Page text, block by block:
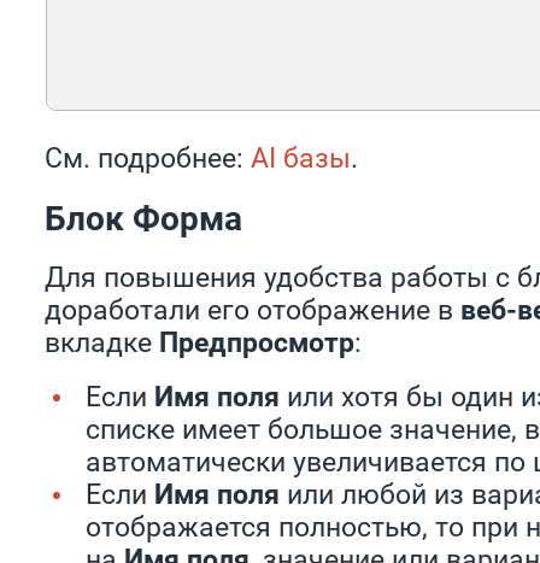
См. подробнее: AI базы.
Блок Форма
Для повышения удобства работы с
доработали его отображение в веб-
вкладке Предпросмотр:
Если Имя поля или хотя бы один
списке имеет большое значение,
автоматически увеличивается
Если Имя поля или любой из
отображается полностью, то при